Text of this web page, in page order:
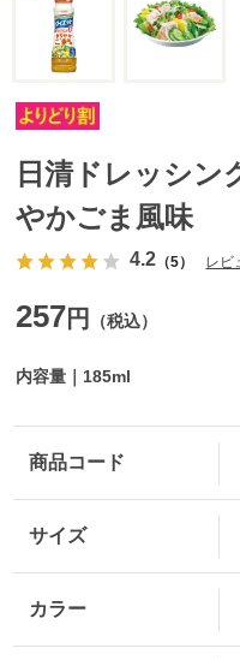
日清ドレッシ
やかごま風味
4.2 （5） レビ
内容量｜185ml
257円 （税込）
商品コード
サイズ
カラー